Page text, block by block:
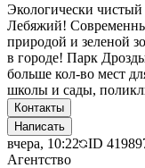
Экологически
Лебяжий!
природой и зеленой
в городе! Парк
больше кол-во мест
школы и сады,
Контакты
Написать
вчера, 10:22 ID
Агентство